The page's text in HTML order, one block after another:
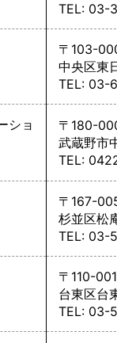
TEL: 03-
〒103-
中央区東
TEL: 03-
ショ
〒180-
武蔵野市
TEL:
〒167-
杉並区松
TEL: 03-
〒110-
台東区台
TEL: 03-